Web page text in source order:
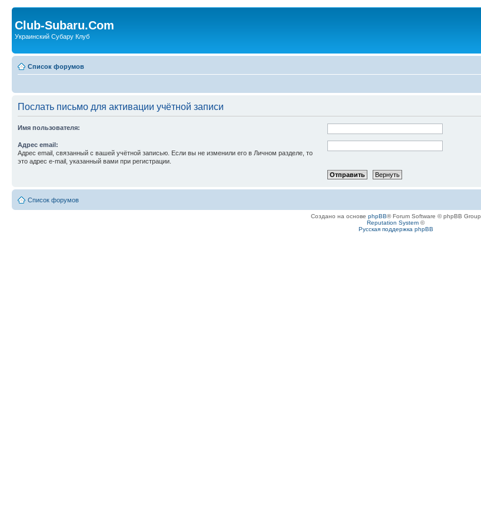
Club-Subaru.Com
Украинский Субару Клуб
Список форумов
Послать письмо для активации учётной записи
Имя пользователя:
Адрес email:
Адрес email, связанный с вашей учётной записью. Если вы не изменили его в Личном разделе, то
это адрес e-mail, указанный вами при регистрации.
Список форумов
Создано на основе phpBB® Forum Software © phpBB Group
Reputation System ©
Русская поддержка phpBB